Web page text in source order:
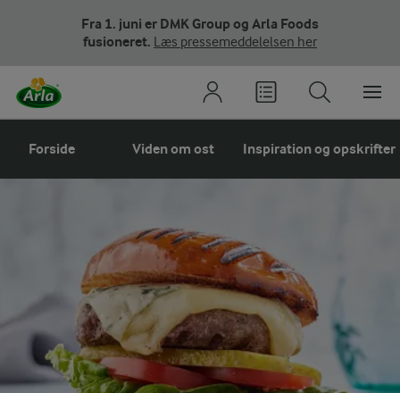
Fra 1. juni er DMK Group og Arla Foods
fusioneret. Læs pressemeddelelsen her
Forside Viden om ost Inspiration og opskrifter